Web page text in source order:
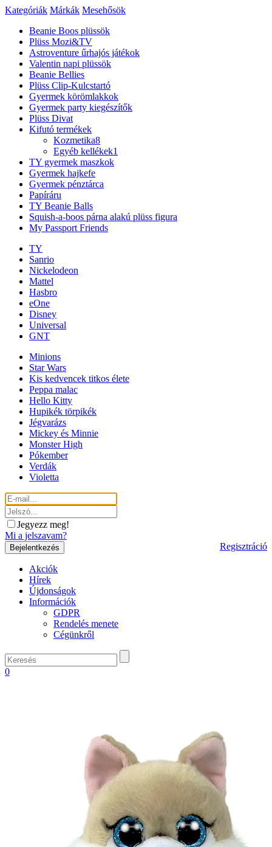
Kategóriák Márkák Mesehősök
Beanie Boos plüssök
Plüss Mozi&TV
Astroventure űrhajós játékok
Valentin napi plüssök
Beanie Bellies
Plüss Clip-Kulcstartó
Gyermek körömlakkok
Gyermek party kiegészítők
Plüss Divat
Kifutó termékek
Kozmetika8
Egyéb kellékek1
TY gyermek maszkok
Gyermek hajkefe
Gyermek pénztárca
Papíráru
TY Beanie Balls
Squish-a-boos párna alakú plüss figura
My Passport Friends
TY
Sanrio
Nickelodeon
Mattel
Hasbro
eOne
Disney
Universal
GNT
Minions
Star Wars
Kis kedvencek titkos élete
Peppa malac
Hello Kitty
Hupikék törpikék
Jégvarázs
Mickey és Minnie
Monster High
Pókember
Verdák
Violetta
Jegyezz meg!
Mi a jelszavam?
Regisztráció
Akciók
Hírek
Újdonságok
Információk
GDPR
Rendelés menete
Cégünkről
0